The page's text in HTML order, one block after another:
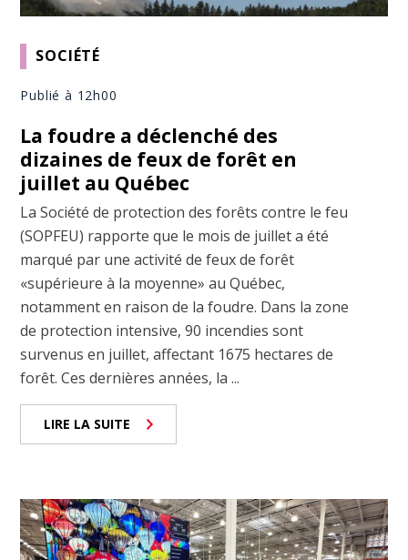
SOCIÉTÉ
Publié à 12h00
La foudre a déclenché des
dizaines de feux de forêt en
juillet au Québec
La Société de protection des forêts contre le feu
(SOPFEU) rapporte que le mois de juillet a été
marqué par une activité de feux de forêt
«supérieure à la moyenne» au Québec,
notamment en raison de la foudre. Dans la zone
de protection intensive, 90 incendies sont
survenus en juillet, affectant 1675 hectares de
forêt. Ces dernières années, la ...
LIRE LA SUITE